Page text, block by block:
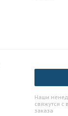
Наши
свяжутся с
заказа